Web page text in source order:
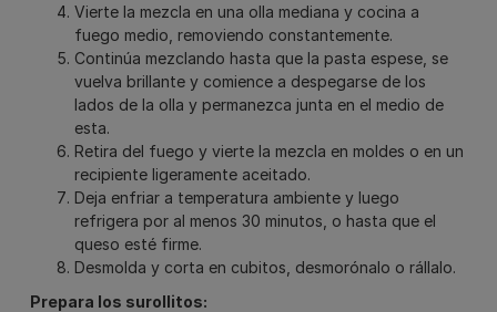
Vierte la mezcla en una olla mediana y cocina a
fuego medio, removiendo constantemente.
Continúa mezclando hasta que la pasta espese, se
vuelva brillante y comience a despegarse de los
lados de la olla y permanezca junta en el medio de
esta.
Retira del fuego y vierte la mezcla en moldes o en un
recipiente ligeramente aceitado.
Deja enfriar a temperatura ambiente y luego
refrigera por al menos 30 minutos, o hasta que el
queso esté firme.
Desmolda y corta en cubitos, desmorónalo o rállalo.
Prepara los surollitos: